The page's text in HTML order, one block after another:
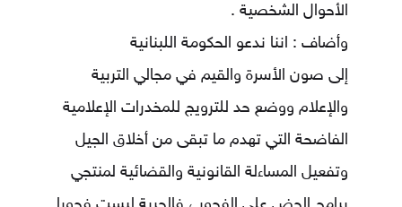
الأحوال الشخصية .
وأضاف : اننا ندعو الحكومة اللبنانية
إلى صون الأسرة والقيم في مجالي التربية
والإعلام ووضع حد للترويج للمخدرات الإعلامية
الفاضحة التي تهدم ما تبقى من أخلاق الجيل
وتفعيل المساءلة القانونية والقضائية لمنتجي